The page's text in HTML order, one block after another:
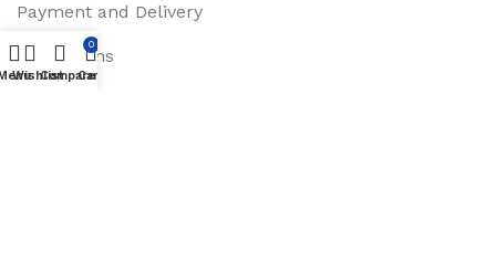
Payment and Delivery
Promotions
WishlistCompare
0
Cart